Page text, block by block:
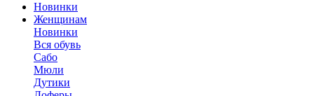
Новинки
Женщинам
Новинки
Вся обувь
Сабо
Мюли
Дутики